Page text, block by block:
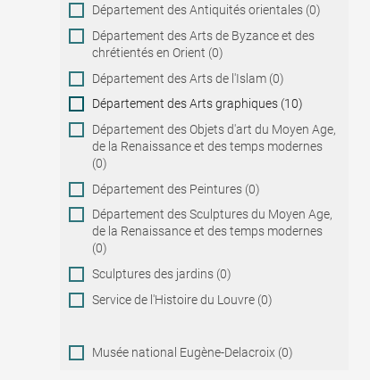
Département des Antiquités orientales (0)
Département des Arts de Byzance et des
chrétientés en Orient (0)
Département des Arts de l'Islam (0)
Département des Arts graphiques (10)
Département des Objets d'art du Moyen Age,
de la Renaissance et des temps modernes
(0)
Département des Peintures (0)
Département des Sculptures du Moyen Age,
de la Renaissance et des temps modernes
(0)
Sculptures des jardins (0)
Service de l'Histoire du Louvre (0)
Musée national Eugène-Delacroix (0)